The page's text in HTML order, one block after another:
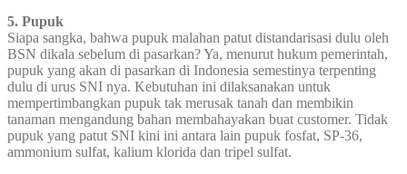
5. Pupuk
Siapa sangka, bahwa pupuk malahan patut distandarisasi dulu oleh
BSN dikala sebelum di pasarkan? Ya, menurut hukum pemerintah,
pupuk yang akan di pasarkan di Indonesia semestinya terpenting
dulu di urus SNI nya. Kebutuhan ini dilaksanakan untuk
mempertimbangkan pupuk tak merusak tanah dan membikin
tanaman mengandung bahan membahayakan buat customer. Tidak
pupuk yang patut SNI kini ini antara lain pupuk fosfat, SP-36,
ammonium sulfat, kalium klorida dan tripel sulfat.